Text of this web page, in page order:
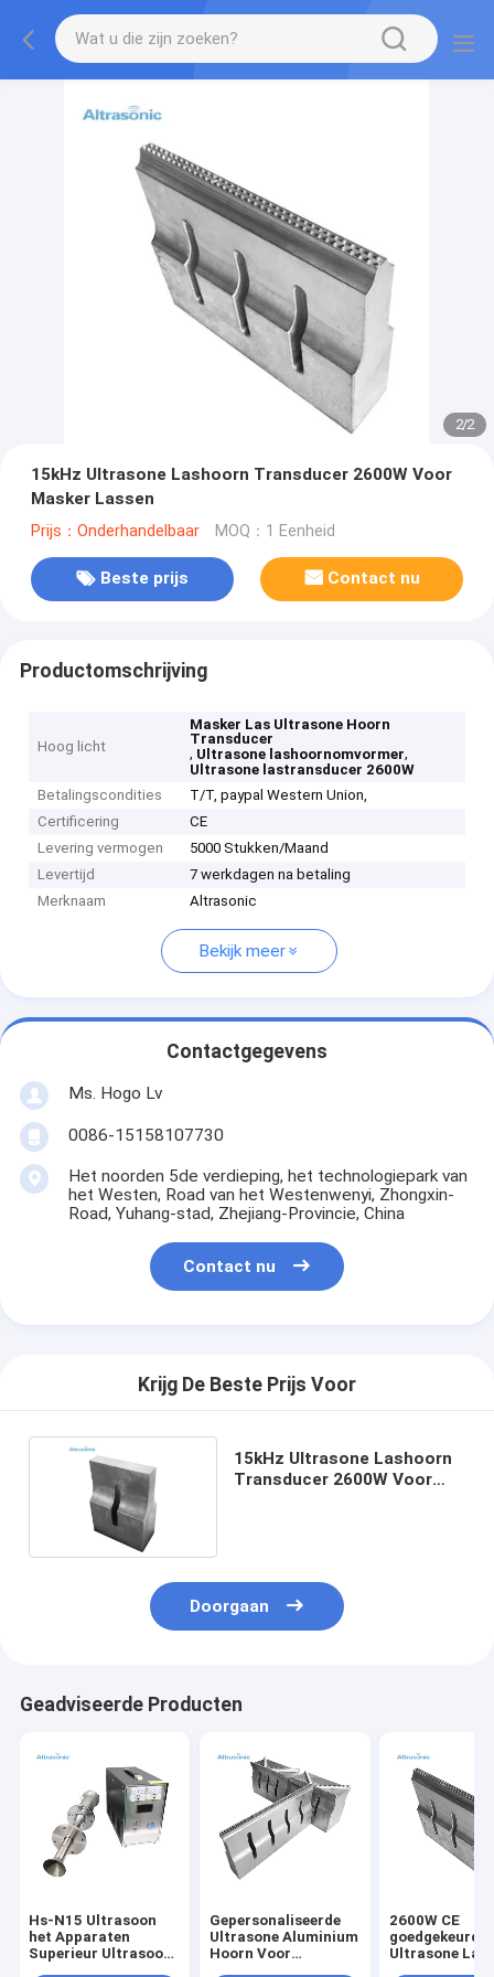
2/2
15kHz Ultrasone Lashoorn Transducer 2600W Voor
Masker Lassen
Prijs：Onderhandelbaar MOQ：1 Eenheid
Beste prijs Contact nu
Productomschrijving
Hoog licht
Masker Las Ultrasone Hoorn
Transducer
, Ultrasone lashoornomvormer,
Ultrasone lastransducer 2600W
Betalingscondities
T/T, paypal Western Union,
Certificering
CE
Levering vermogen
5000 Stukken/Maand
Levertijd
7 werkdagen na betaling
Merknaam
Altrasonic
Bekijk meer
Contactgegevens
Ms. Hogo Lv
0086-15158107730
Het noorden 5de verdieping, het technologiepark van
het Westen, Road van het Westenwenyi, Zhongxin-
Road, Yuhang-stad, Zhejiang-Provincie, China
Contact nu
Krijg De Beste Prijs Voor
15kHz Ultrasone Lashoorn
Transducer 2600W Voor
Doorgaan
Geadviseerde Producten
Hs-N15 Ultrasoon
het Apparaten
Superieur Ultrasoon
Gepersonaliseerde
Ultrasone Aluminium
Hoorn Voor
2600W CE
goedgekeurde
Ultrasone Las